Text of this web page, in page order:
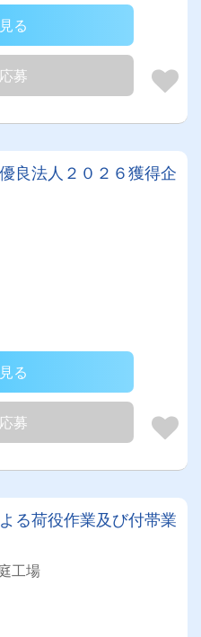
る
募
良法人２０２６獲得企
る
募
る荷役作業及び付帯業
工場